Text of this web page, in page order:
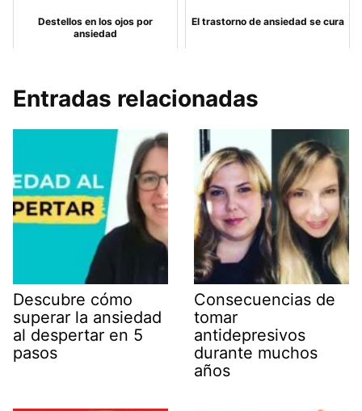
Destellos en los ojos por
ansiedad
El trastorno de ansiedad se cura
Entradas relacionadas
Descubre cómo
superar la ansiedad
al despertar en 5
pasos
Consecuencias de
tomar
antidepresivos
durante muchos
años